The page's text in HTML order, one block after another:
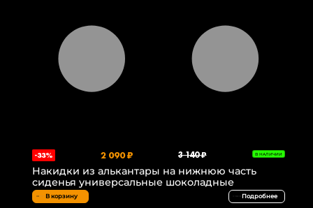
-33% 2 090 ₽ 3 140 ₽ В НАЛИЧИИ
Накидки из алькантары на нижнюю часть
сиденья универсальные шоколадные
В корзину Подробнее